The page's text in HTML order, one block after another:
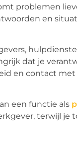
problemen
en
dat je
en contact
een functie als
terwijl je